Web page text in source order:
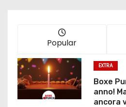
Popular
EXTRA
Boxe
anno!
ancora